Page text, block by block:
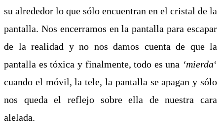
su alrededor lo que sólo encuentran en el cristal de la
pantalla. Nos encerramos en la pantalla para escapar
de la realidad y no nos damos cuenta de que la
pantalla es tóxica y finalmente, todo es una ‘mierda‘
cuando el móvil, la tele, la pantalla se apagan y sólo
nos queda el reflejo sobre ella de nuestra cara
alelada.